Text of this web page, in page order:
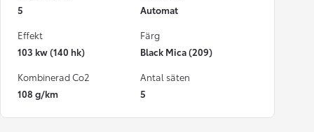
5
Automat
Effekt
103 kw (140 hk)
Färg
Black Mica (209)
Kombinerad Co2
108 g/km
Antal säten
5